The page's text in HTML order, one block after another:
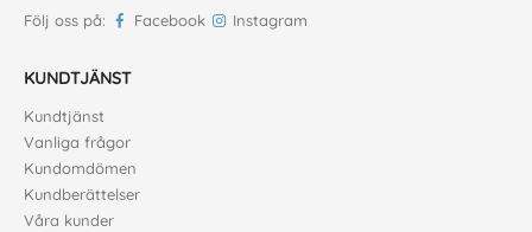
Följ oss på: Facebook Instagram
KUNDTJÄNST
Kundtjänst
Vanliga frågor
Kundomdömen
Kundberättelser
Våra kunder